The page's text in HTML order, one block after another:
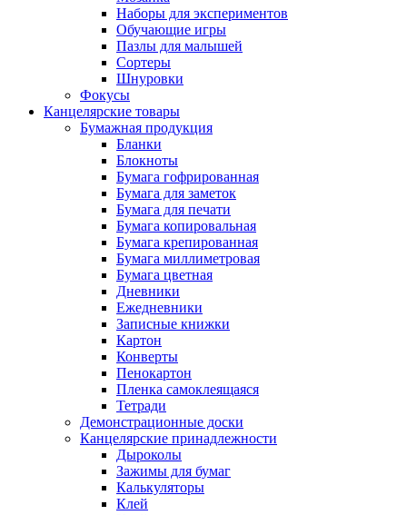
Наборы для экспериментов
Обучающие игры
Пазлы для малышей
Сортеры
Шнуровки
Фокусы
Канцелярские товары
Бумажная продукция
Бланки
Блокноты
Бумага гофрированная
Бумага для заметок
Бумага для печати
Бумага копировальная
Бумага крепированная
Бумага миллиметровая
Бумага цветная
Дневники
Ежедневники
Записные книжки
Картон
Конверты
Пенокартон
Пленка самоклеящаяся
Тетради
Демонстрационные доски
Канцелярские принадлежности
Дыроколы
Зажимы для бумаг
Калькуляторы
Клей